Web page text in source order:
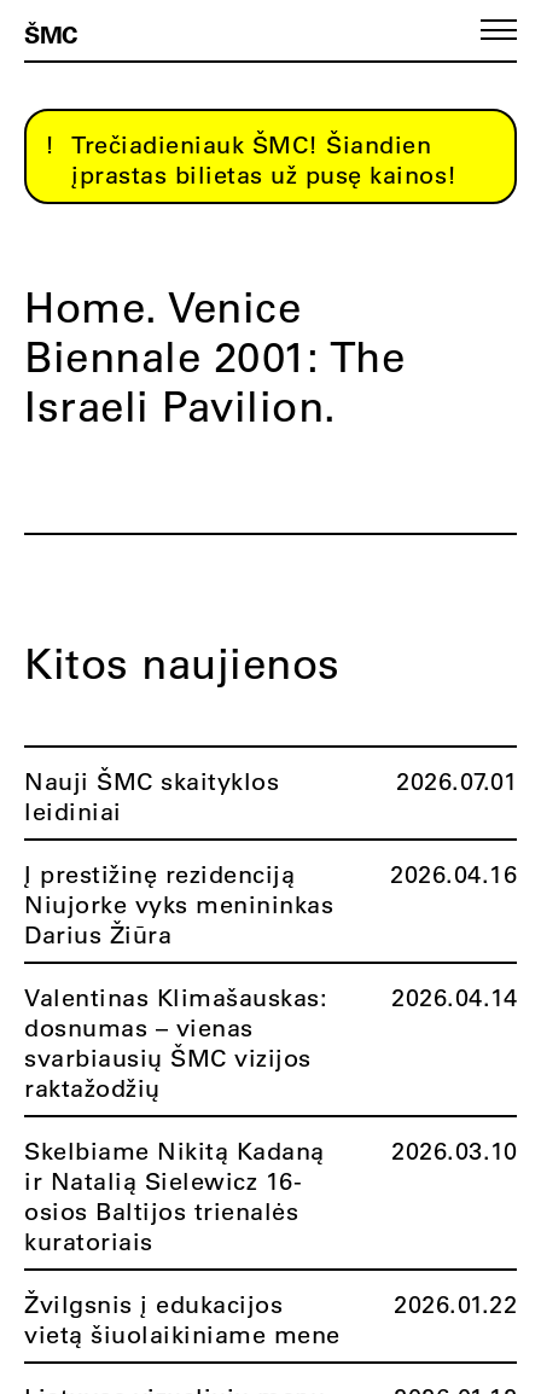
ŠMC
Trečiadieniauk ŠMC! Šiandien
įprastas bilietas už pusę kainos!
Home. Venice
Biennale 2001: The
Israeli Pavilion.
Kitos naujienos
Nauji ŠMC skaityklos
leidiniai
2026.07.01
Į prestižinę rezidenciją
Niujorke vyks menininkas
Darius Žiūra
2026.04.16
Valentinas Klimašauskas:
dosnumas – vienas
svarbiausių ŠMC vizijos
raktažodžių
2026.04.14
Skelbiame Nikitą Kadaną
ir Natalią Sielewicz 16-
osios Baltijos trienalės
kuratoriais
2026.03.10
Žvilgsnis į edukacijos
vietą šiuolaikiniame mene
2026.01.22